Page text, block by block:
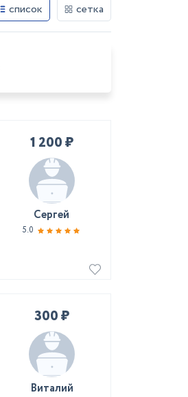
список сетка
1 200 ₽
Сергей
5.0
300 ₽
Виталий